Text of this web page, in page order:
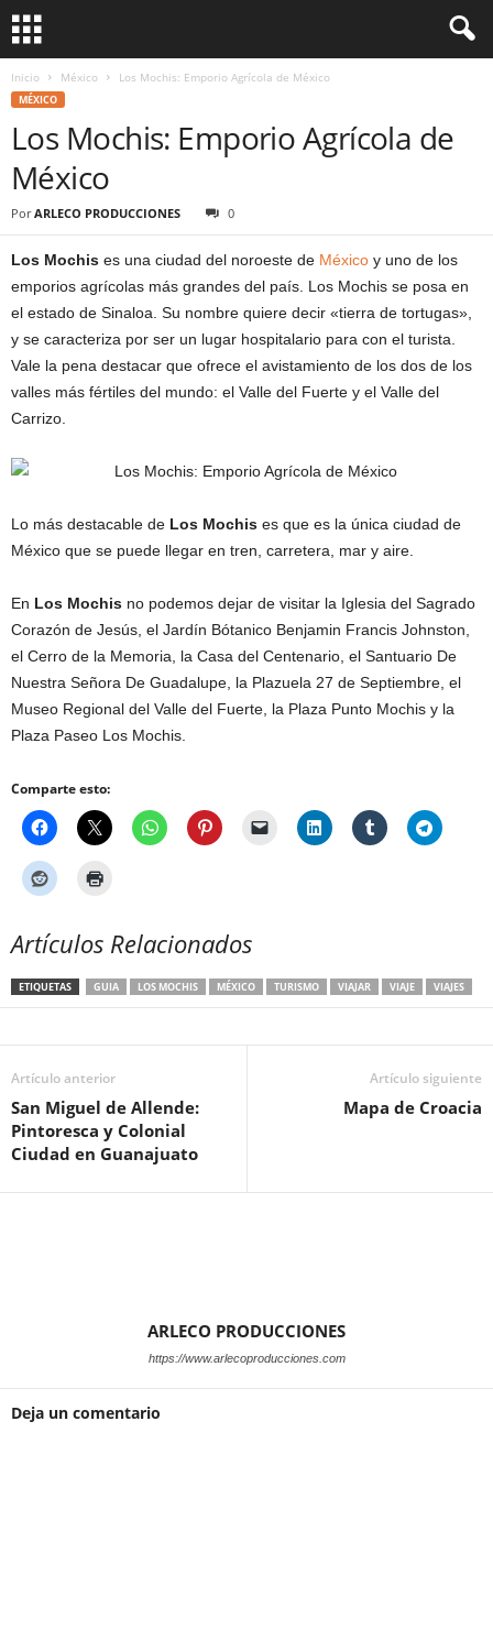
Inicio México Los Mochis: Emporio Agrícola de México
MÉXICO
Los Mochis: Emporio Agrícola de
México
Por ARLECO PRODUCCIONES 0
Los Mochis es una ciudad del noroeste de México y uno de los
emporios agrícolas más grandes del país. Los Mochis se posa en
el estado de Sinaloa. Su nombre quiere decir «tierra de tortugas»,
y se caracteriza por ser un lugar hospitalario para con el turista.
Vale la pena destacar que ofrece el avistamiento de los dos de los
valles más fértiles del mundo: el Valle del Fuerte y el Valle del
Carrizo.
Lo más destacable de Los Mochis es que es la única ciudad de
México que se puede llegar en tren, carretera, mar y aire.
En Los Mochis no podemos dejar de visitar la Iglesia del Sagrado
Corazón de Jesús, el Jardín Bótanico Benjamin Francis Johnston,
el Cerro de la Memoria, la Casa del Centenario, el Santuario De
Nuestra Señora De Guadalupe, la Plazuela 27 de Septiembre, el
Museo Regional del Valle del Fuerte, la Plaza Punto Mochis y la
Plaza Paseo Los Mochis.
Comparte esto:
Artículos Relacionados
ETIQUETAS GUIA LOS MOCHIS MÉXICO TURISMO VIAJAR VIAJE VIAJES
Artículo anterior
San Miguel de Allende:
Pintoresca y Colonial
Ciudad en Guanajuato
Artículo siguiente
Mapa de Croacia
ARLECO PRODUCCIONES
https://www.arlecoproducciones.com
Deja un comentario